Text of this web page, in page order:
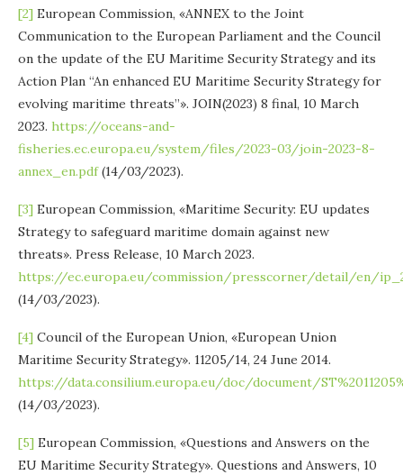
[2] European Commission, «ANNEX to the Joint
Communication to the European Parliament and the Council
on the update of the EU Maritime Security Strategy and its
Action Plan “An enhanced EU Maritime Security Strategy for
evolving maritime threats”». JOIN(2023) 8 final, 10 March
2023. https://oceans-and-
fisheries.ec.europa.eu/system/files/2023-03/join-2023-8-
annex_en.pdf(14/03/2023).
[3] European Commission, «Maritime Security: EU updates
Strategy to safeguard maritime domain against new
threats». Press Release, 10 March 2023.
https://ec.europa.eu/commission/presscorner/detail/en/
(14/03/2023).
[4] Council of the European Union, «European Union
Maritime Security Strategy». 11205/14, 24 June 2014.
https://data.consilium.europa.eu/doc/document/
(14/03/2023).
[5] European Commission, «Questions and Answers on the
EU Maritime Security Strategy». Questions and Answers, 10